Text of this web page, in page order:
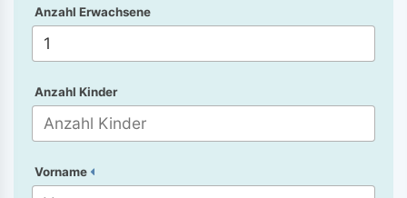
Anzahl Erwachsene
Anzahl Kinder
Vorname